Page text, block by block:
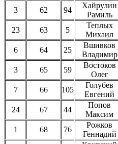
3 62 94
Хайрулин
Рамиль
23 63 5
Теплых
Михаил
6 64 25
Вшивков
Владимир
3 65 59
Востоков
Олег
7 66 105
Голубев
Евгений
24 67 44
Попов
Максим
1 68 76
Рожков
Геннадий